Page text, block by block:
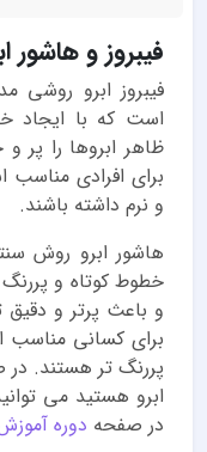
فیبروز و
فیبروز ابرو روشی
است که با ایجاد
ظاهر ابروها را پر
برای افرادی
و نرم داشته باشند.
هاشور ابرو روش
خطوط کوتاه و
و باعث پرتر و
برای کسانی
پررنگ تر هستند. در
ابرو هستید می
در صفحه دوره